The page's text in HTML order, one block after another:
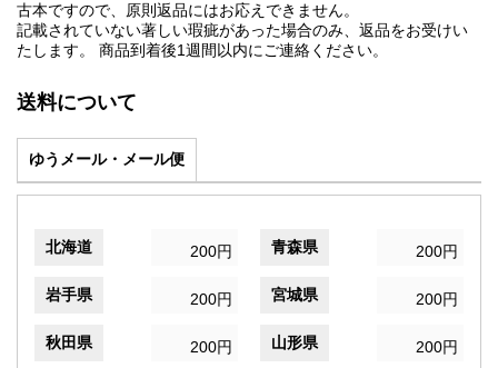
古本ですので、原則返品にはお応えできません。
記載されていない著しい瑕疵があった場合のみ、返品をお受けい
たします。 商品到着後1週間以内にご連絡ください。
送料について
ゆうメール・メール便
北海道 200円 青森県 200円
岩手県 200円 宮城県 200円
秋田県 200円 山形県 200円